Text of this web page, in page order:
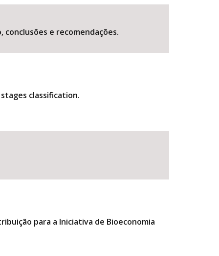
e recomendações.
classification.
para a Iniciativa de Bioeconomia